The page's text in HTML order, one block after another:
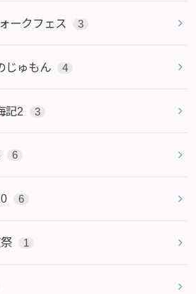
ークフェス 3
じゅもん 4
記2 3
6
6
1